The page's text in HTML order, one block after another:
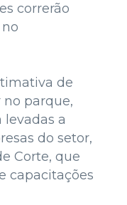
correrão
de
parque,
a
do setor,
Corte, que
capacitações